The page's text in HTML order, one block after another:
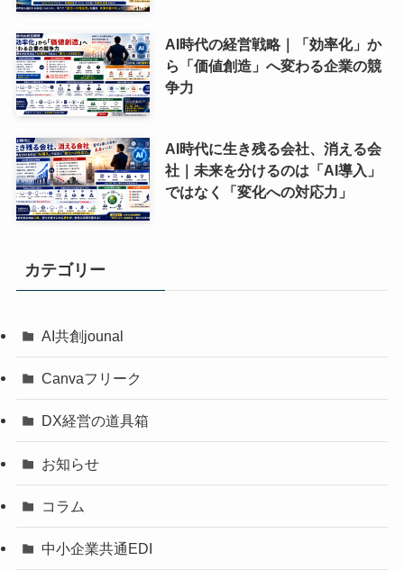
AI時代の経営戦略｜「効率化」か
ら「価値創造」へ変わる企業の競
争力
AI時代に生き残る会社、消える会
社｜未来を分けるのは「AI導入」
ではなく「変化への対応力」
カテゴリー
AI共創jounal
Canvaフリーク
DX経営の道具箱
お知らせ
コラム
中小企業共通EDI